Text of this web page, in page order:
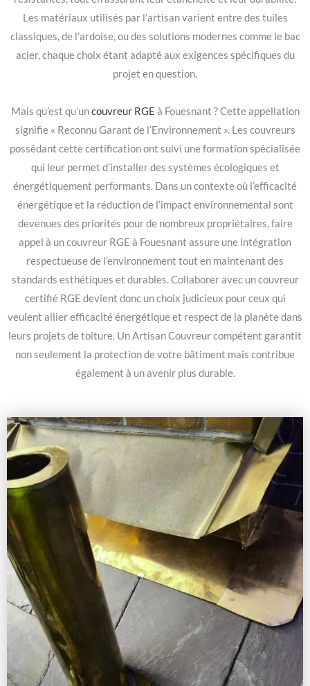
Les matériaux utilisés par l’artisan varient entre des tuiles
classiques, de l’ardoise, ou des solutions modernes comme le bac
acier, chaque choix étant adapté aux exigences spécifiques du
projet en question.
Mais qu’est qu’uncouvreur RGE à Fouesnant ? Cette appellation
signifie « Reconnu Garant de l’Environnement ». Les couvreurs
possédant cette certification ont suivi une formation spécialisée
qui leur permet d’installer des systèmes écologiques et
énergétiquement performants. Dans un contexte où l’efficacité
énergétique et la réduction de l’impact environnemental sont
devenues des priorités pour de nombreux propriétaires, faire
appel à un couvreur RGE à Fouesnant assure une intégration
respectueuse de l’environnement tout en maintenant des
standards esthétiques et durables. Collaborer avec un couvreur
certifié RGE devient donc un choix judicieux pour ceux qui
veulent allier efficacité énergétique et respect de la planète dans
leurs projets de toiture. Un Artisan Couvreur compétent garantit
non seulement la protection de votre bâtiment mais contribue
également à un avenir plus durable.